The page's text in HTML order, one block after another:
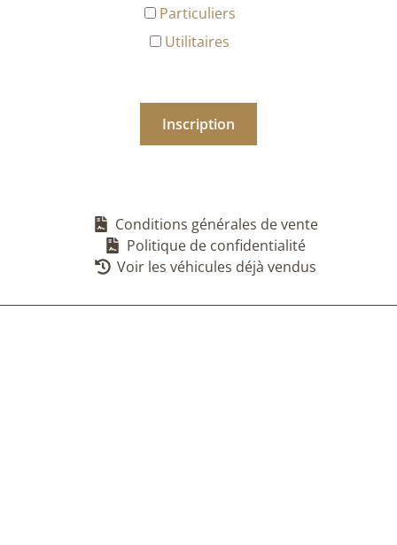
Particuliers
Utilitaires
Conditions générales de vente
Politique de confidentialité
Voir les véhicules déjà vendus